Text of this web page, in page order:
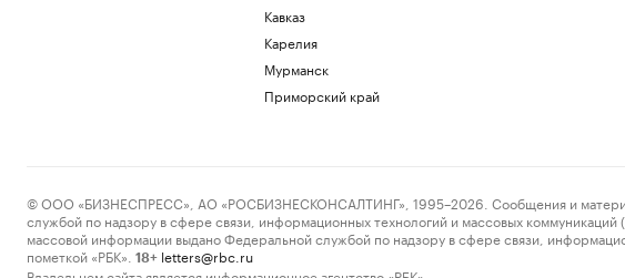
Кавказ
Карелия
Мурманск
Приморский край
© ООО «БИЗНЕСПРЕСС», АО «РОСБИЗНЕСКОНСАЛТИНГ», 1995–2026. Сообщения и
службой по надзору в сфере связи, информационных технологий и массовых
массовой информации выдано Федеральной службой по надзору в сфере связи,
пометкой «РБК».
18+ letters@rbc.ru